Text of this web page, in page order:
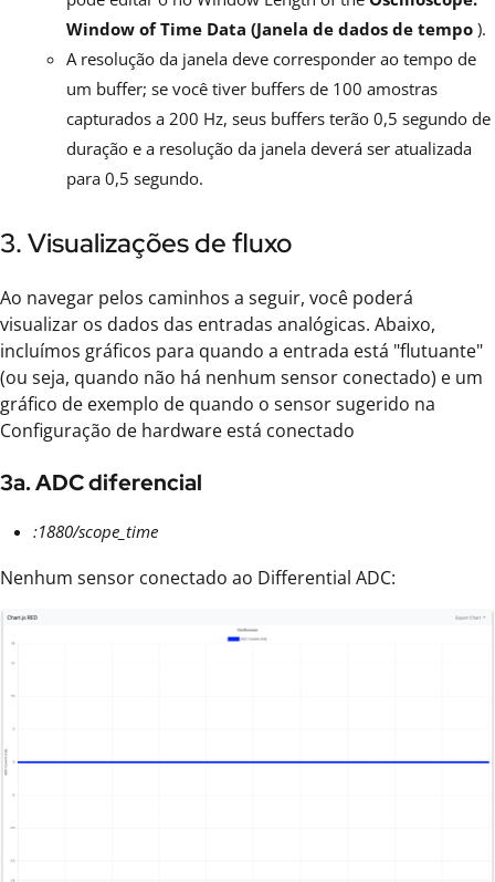
Window of Time Data (Janela de dados de tempo ).
A resolução da janela deve corresponder ao tempo de
um buffer; se você tiver buffers de 100 amostras
capturados a 200 Hz, seus buffers terão 0,5 segundo de
duração e a resolução da janela deverá ser atualizada
para 0,5 segundo.
3. Visualizações de fluxo
Ao navegar pelos caminhos a seguir, você poderá
visualizar os dados das entradas analógicas. Abaixo,
incluímos gráficos para quando a entrada está "flutuante"
(ou seja, quando não há nenhum sensor conectado) e um
gráfico de exemplo de quando o sensor sugerido na
Configuração de hardware está conectado
3a. ADC diferencial
:1880/scope_time
Nenhum sensor conectado ao Differential ADC: